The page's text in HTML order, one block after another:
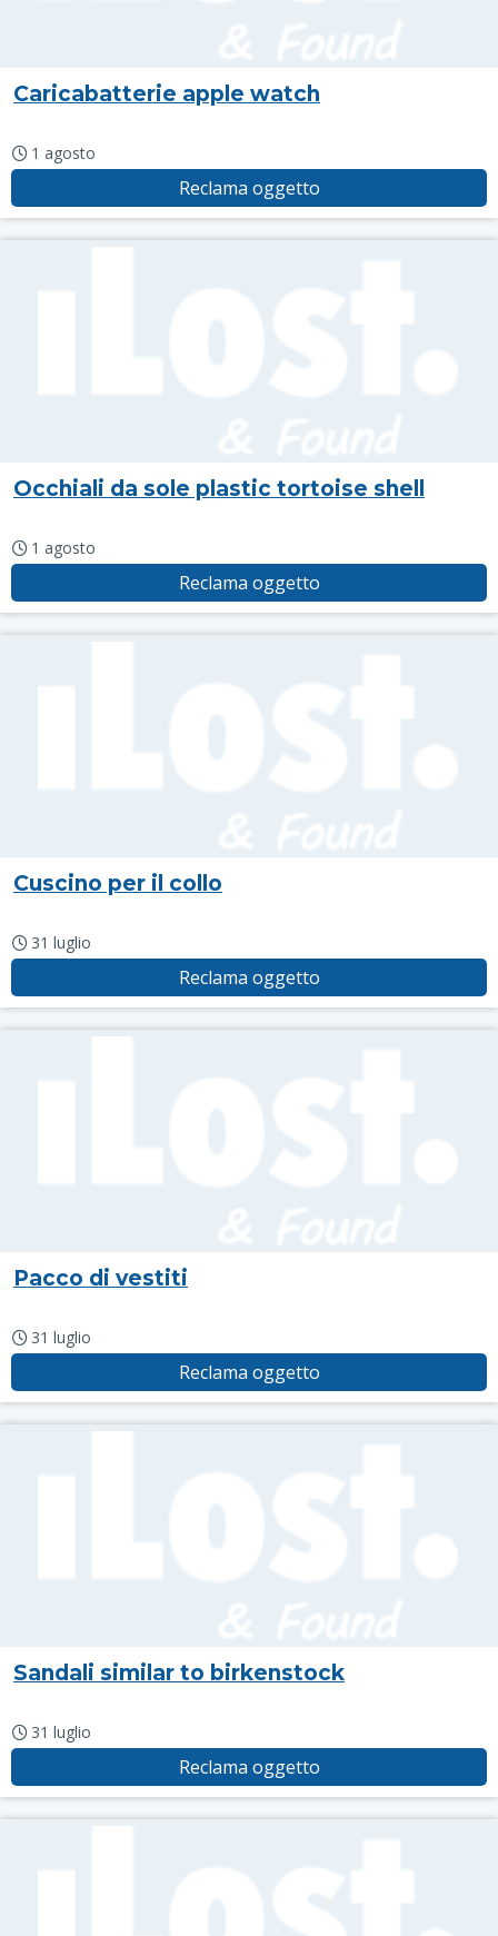
Caricabatterie apple watch
1 agosto
Reclama oggetto
Occhiali da sole plastic tortoise shell
1 agosto
Reclama oggetto
Cuscino per il collo
31 luglio
Reclama oggetto
Pacco di vestiti
31 luglio
Reclama oggetto
Sandali similar to birkenstock
31 luglio
Reclama oggetto